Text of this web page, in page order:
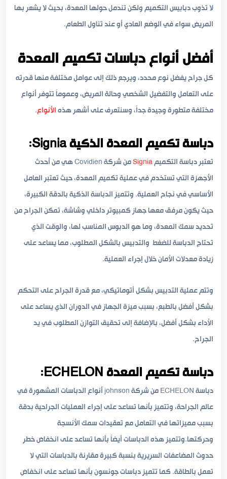
لا تذوب دبابيس التكميم ولكن تندمل حولها المعدة، بحيث لا يشعر بها
المريض سواء في الوضع العادي أو عند تناول الطعام.
أفضل أنواع دباسات تكميم المعدة
كل جراح يفضل نوع محدد، ويرجع ذلك إلى عوامل مختلفة منها قدرته
على التعامل والتفضيل الشخصي وحالة المريض، وعموماً تتوفر أنواع
مختلفة متطورة وجيدة جداً، وسنتعرف على أشهر هذهالأنواع.
دباسة تكميم المعدة الذكية Signia:
تعتبر دباسة التكميمSignia
من شركة Covidien هي من أحدث
الأجهزة التي تستخدم في عملية تكميم المعدة، حيث تعتبر العامل
الأساسي في نجاح العملية. وتتميز الدباسة الذكية بالدقة الكبيرة،
حيث يكون مرفق معها جهاز كمبيوتر داخلي وشاشة، تمكن الجراح من
تحديد سمك المعدة، وما هو الدبوس المناسب لها، والوقت الذي
تحتاج الدباسة للضغط والتدبيس بالشكل المطلوب، مما يساعد على
زيادة معدلات الأمان خلال إجراء العملية.
وتتم عملية التدبيس بشكل أتوماتيكي، مع قدرة الجراح على التحكم
بشكل أفضل بالطبع، بسبب ميزة الجهاز في الدوران الذي يساعد على
الأداء بشكل أفضل، بالإضافة إلى تحقيق التوازن المطلوب في يد
الجراح.
دباسة تكميم المعدة ECHELON:
دباسة ECHELON من شركة johnson أنواع الدباسات المشهورة في
عالم الجراحة، وتتميز بأنها تساعد على إجراء العمليات الجراحية بدقة
بسبب مميزاتها في التعامل مع تعقيدات سمك الأنسجة
وحركتها.وتتميز هذه الدباسات أيضاً بأنها تساعد على انخفاض خطر
حدوث المضاعفات السريرية بنسبة كبيرة مقارنة بالدباسات التي لا
تعمل بالطاقة. كما تتميز دباسات جونسون بأنها تساعد على انخفاض